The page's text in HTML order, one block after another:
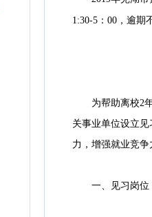
1:30-5：00，逾期
为帮助离校2年
关事业单位设立
力，增强就业竞
一、见习岗位